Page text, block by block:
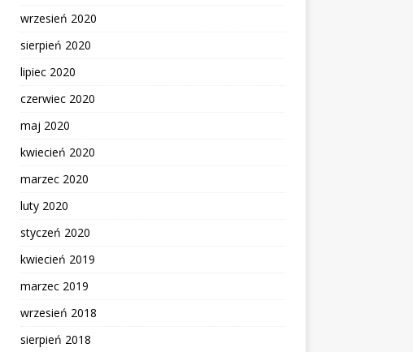
wrzesień 2020
sierpień 2020
lipiec 2020
czerwiec 2020
maj 2020
kwiecień 2020
marzec 2020
luty 2020
styczeń 2020
kwiecień 2019
marzec 2019
wrzesień 2018
sierpień 2018